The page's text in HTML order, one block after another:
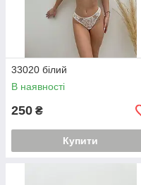
33020 білий
В наявності
250 ₴
Купити